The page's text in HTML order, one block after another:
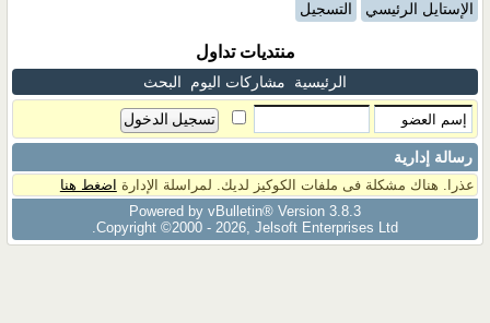
الإستايل الرئيسي التسجيل
منتديات تداول
الرئيسية مشاركات اليوم البحث
رسالة إدارية
عذرا. هناك مشكلة فى ملفات الكوكيز لديك. لمراسلة الإدارة اضغط هنا
Powered by vBulletin® Version 3.8.3
Copyright ©2000 - 2026, Jelsoft Enterprises Ltd.